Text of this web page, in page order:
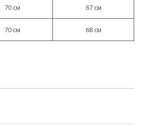
70 см 67 см
70 см 68 см